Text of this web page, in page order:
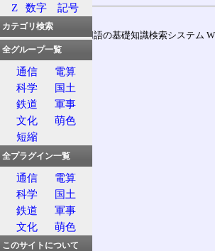
通信用語の基礎知識検索システム
Z
数字 記号
カテゴリ検索
全グループ一覧
通信
電算
科学
国土
鉄道
軍事
文化
萌色
短縮
全プラグイン一覧
通信
電算
科学
国土
鉄道
軍事
文化
萌色
このサイトについて